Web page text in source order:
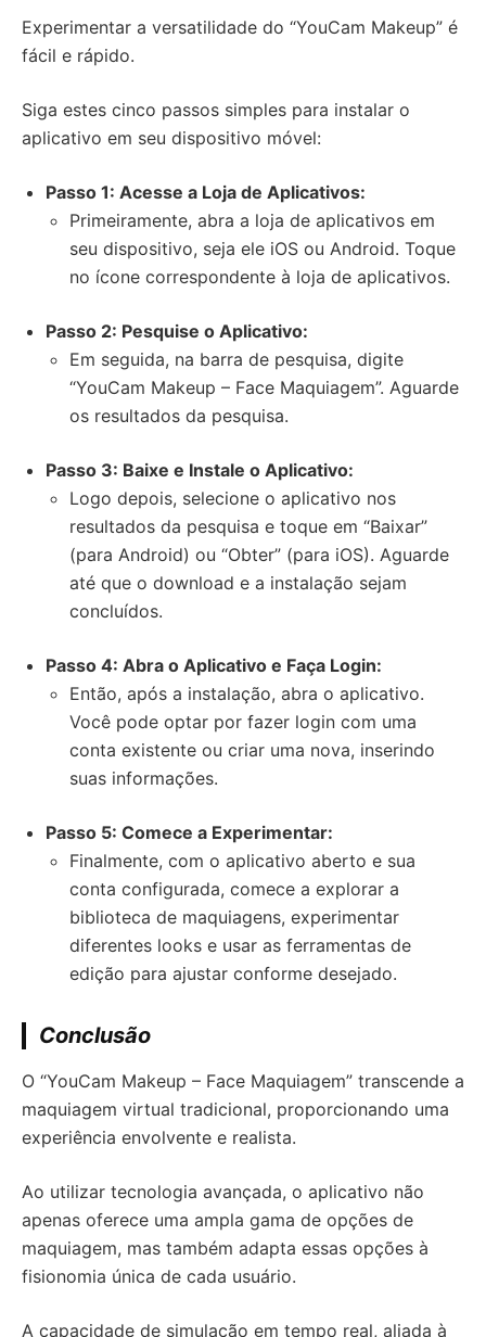
Experimentar a versatilidade do “YouCam Makeup” é
fácil e rápido.
Siga estes cinco passos simples para instalar o
aplicativo em seu dispositivo móvel:
Passo 1: Acesse a Loja de Aplicativos:
Primeiramente, abra a loja de aplicativos em
seu dispositivo, seja ele iOS ou Android. Toque
no ícone correspondente à loja de aplicativos.
Passo 2: Pesquise o Aplicativo:
Em seguida, na barra de pesquisa, digite
“YouCam Makeup – Face Maquiagem”. Aguarde
os resultados da pesquisa.
Passo 3: Baixe e Instale o Aplicativo:
Logo depois, selecione o aplicativo nos
resultados da pesquisa e toque em “Baixar”
(para Android) ou “Obter” (para iOS). Aguarde
até que o download e a instalação sejam
concluídos.
Passo 4: Abra o Aplicativo e Faça Login:
Então, após a instalação, abra o aplicativo.
Você pode optar por fazer login com uma
conta existente ou criar uma nova, inserindo
suas informações.
Passo 5: Comece a Experimentar:
Finalmente, com o aplicativo aberto e sua
conta configurada, comece a explorar a
biblioteca de maquiagens, experimentar
diferentes looks e usar as ferramentas de
edição para ajustar conforme desejado.
Conclusão
O “YouCam Makeup – Face Maquiagem” transcende a
maquiagem virtual tradicional, proporcionando uma
experiência envolvente e realista.
Ao utilizar tecnologia avançada, o aplicativo não
apenas oferece uma ampla gama de opções de
maquiagem, mas também adapta essas opções à
fisionomia única de cada usuário.
A capacidade de simulação em tempo real, aliada à